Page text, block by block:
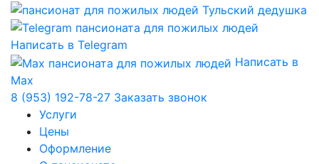
Написать в Telegram
Написать в
Max
8 (953) 192-78-27 Заказать звонок
Услуги
Цены
Оформление